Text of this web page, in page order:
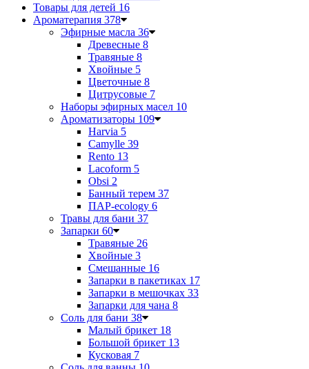
Товары для детей 16
Ароматерапия 378
Эфирные масла 36
Древесные 8
Травяные 8
Хвойные 5
Цветочные 8
Цитрусовые 7
Наборы эфирных масел 10
Ароматизаторы 109
Harvia 5
Camylle 39
Rento 13
Lacoform 5
Obsi 2
Банный терем 37
ПАР-ecology 6
Травы для бани 37
Запарки 60
Травяные 26
Хвойные 3
Смешанные 16
Запарки в пакетиках 17
Запарки в мешочках 33
Запарки для чана 8
Соль для бани 38
Малый брикет 18
Большой брикет 13
Кусковая 7